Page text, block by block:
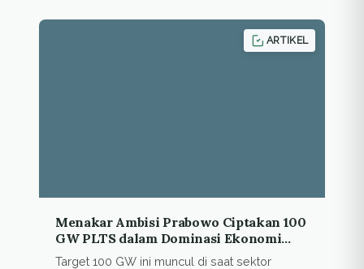
ARTIKEL
Menakar Ambisi Prabowo Ciptakan 100
GW PLTS dalam Dominasi Ekonomi
Fosil
Target 100 GW ini muncul di saat sektor